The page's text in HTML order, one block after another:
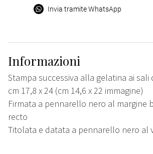
Invia tramite WhatsApp
Informazioni
Stampa successiva alla gelatina ai sali
cm 17,8 x 24 (cm 14,6 x 22 immagine)
Firmata a pennarello nero al margine
recto
Titolata e datata a pennarello nero al